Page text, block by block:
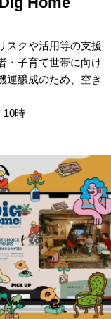
スクや活用等の支援
・子育て世帯に向け
運醸成のため、空き
10時